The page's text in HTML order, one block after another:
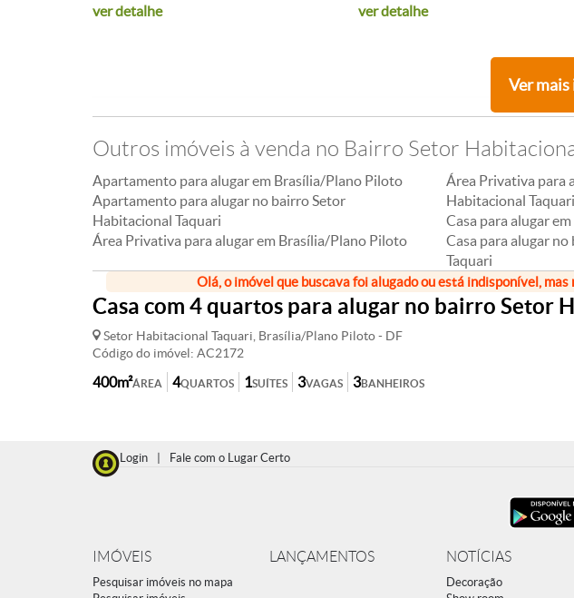
ver detalhe
ver detalhe
Ver
Outros imóveis à venda no Bairro Setor
Apartamento para alugar em Brasília/Plano Piloto
Apartamento para alugar no bairro Setor
Habitacional Taquari
Área Privativa para alugar em Brasília/Plano Piloto
Área Privativa para
Habitacional Taquari
Casa para alugar
Casa para alugar
Taquari
Olá, o imóvel que buscava foi alugado ou está indisponível,
Casa com 4 quartos para alugar no bairro Setor
Setor Habitacional Taquari, Brasília/Plano Piloto - DF
Código do imóvel: AC2172
ÁREA
400m² QUARTOS
4 SUÍTES
1 VAGAS
3 BANHEIROS
3
Login | Fale com o Lugar Certo
IMÓVEIS
Pesquisar imóveis no mapa
LANÇAMENTOS NOTÍCIAS
Decoração